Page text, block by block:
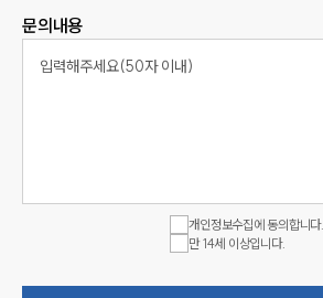
문의내용
개인정보수집에 동의합니다.
만 14세 이상입니다.